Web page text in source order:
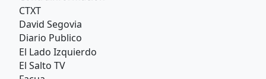
CTXT
David Segovia
Diario Publico
El Lado Izquierdo
El Salto TV